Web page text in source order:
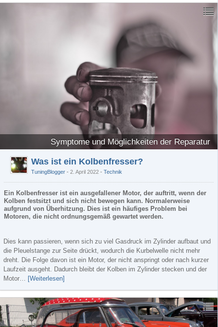
Symptome und Möglichkeiten der Reparatur
Was ist ein Kolbenfresser?
TuningBlogger 2. April 2022 - Technik
Ein Kolbenfresser ist ein ausgefallener Motor, der auftritt, wenn der
Kolben festsitzt und sich nicht bewegen kann. Normalerweise
aufgrund von Überhitzung. Dies ist ein häufiges Problem bei
Motoren, die nicht ordnungsgemäß gewartet werden.
Dies kann passieren, wenn sich zu viel Gasdruck im Zylinder aufbaut und
die Pleuelstange zur Seite drückt, wodurch die Kurbelwelle nicht mehr
dreht. Die Folge davon ist ein Motor, der nicht anspringt oder nach kurzer
Laufzeit ausgeht. Dadurch bleibt der Kolben im Zylinder stecken und der
Motor… [Weiterlesen]